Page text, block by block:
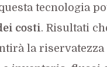
tecnologia
costi. Risultati
la